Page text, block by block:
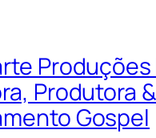
Produções
Produtora &
Gospel